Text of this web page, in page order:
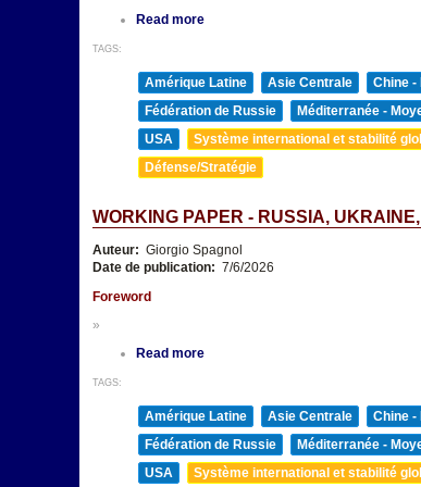
Read more
TAGS:
Amérique Latine Asie Centrale Chine -
Fédération de Russie
Méditerranée -
USA
Système international et stabilité
Défense/Stratégie
WORKING PAPER - RUSSIA,
Auteur: Giorgio Spagnol
Date de publication: 7/6/2026
Foreword
»
Read more
TAGS:
Amérique Latine Asie Centrale Chine -
Fédération de Russie
Méditerranée -
USA
Système international et stabilité